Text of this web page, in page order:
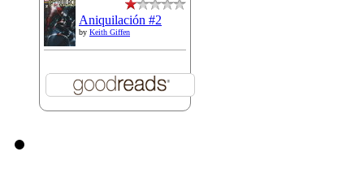
Aniquilación #2
by Keith Giffen